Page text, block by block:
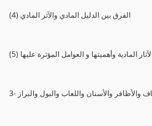
(4) الفرق بين الدليل المادي والآثر المادي
الآثار المادية وأهميتها و العوامل المؤثرة عليها
والأظافر والأسنان واللعاب والبول والبراز